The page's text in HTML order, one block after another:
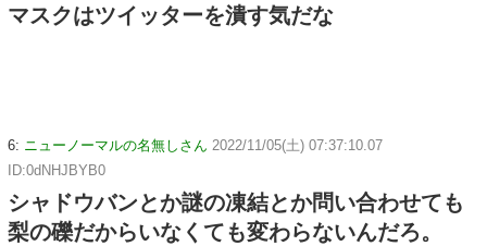
マスクはツイッターを潰す気だな
6: ニューノーマルの名無しさん 2022/11/05(土) 07:37:10.07
ID:0dNHJBYB0
シャドウバンとか謎の凍結とか問い合わせても
梨の礫だからいなくても変わらないんだろ。